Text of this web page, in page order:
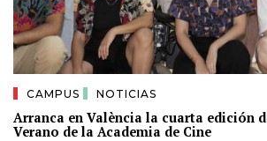
CAMPUS NOTICIAS
Arranca en València la cuarta edición
Verano de la Academia de Cine